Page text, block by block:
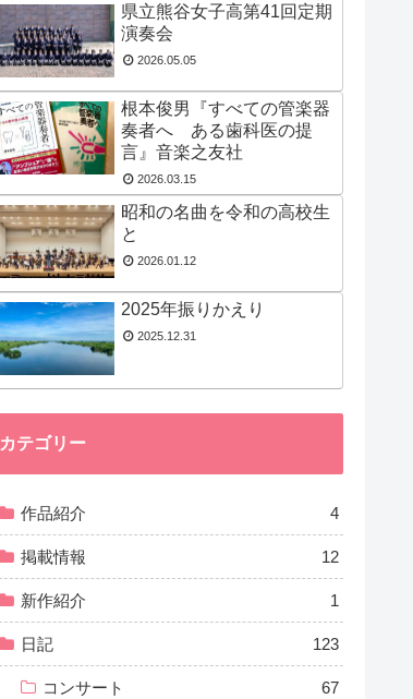
県立熊谷女子高第41回定期
演奏会
2026.05.05
根本俊男『すべての管楽器
奏者へ ある歯科医の提
言』音楽之友社
2026.03.15
昭和の名曲を令和の高校生
と
2026.01.12
2025年振りかえり
2025.12.31
カテゴリー
作品紹介 4
掲載情報 12
新作紹介 1
日記 123
コンサート 67